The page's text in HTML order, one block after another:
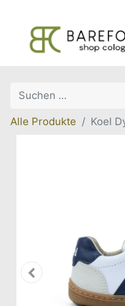
Alle Produkte Koel